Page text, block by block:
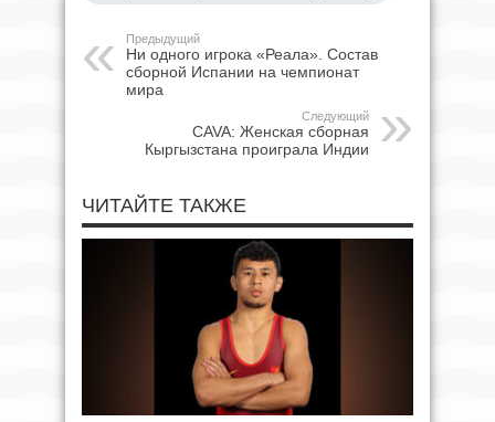
Предыдущий
Ни одного игрока «Реала». Состав
сборной Испании на чемпионат
мира
Следующий
CAVA: Женская сборная
Кыргызстана проиграла Индии
ЧИТАЙТЕ ТАКЖЕ